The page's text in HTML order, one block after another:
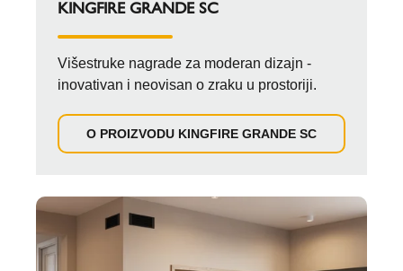
KINGFIRE GRANDE SC
Višestruke nagrade za moderan dizajn -
inovativan i neovisan o zraku u prostoriji.
O PROIZVODU KINGFIRE GRANDE SC